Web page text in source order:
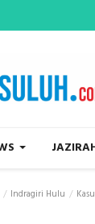
Indragiri Hulu